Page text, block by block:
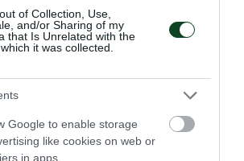
of Collection, Use,
and/or Sharing of my
that Is Unrelated with the
it was collected.
Google to enable storage
like cookies on web or
in apps.
Ιταλία στο τάι
τουρνουά που διεξάγεται στο
μας συγκρότημα ηττήθηκε
τη Μεσογειακή ομάδα της Ιταλίας.